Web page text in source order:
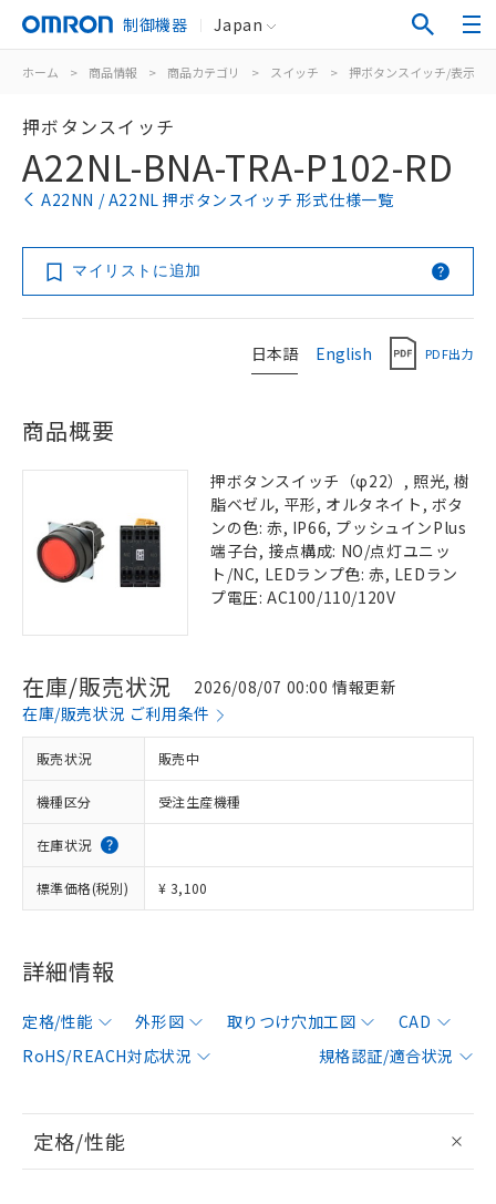
制御機器 Japan
ホーム > 商品情報 > 商品カテゴリ > スイッチ > 押ボタンスイッチ/表示灯
押ボタンスイッチ
A22NL-BNA-TRA-P102-RD
A22NN / A22NL 押ボタンスイッチ 形式仕様一覧
マイリストに追加
日本語 English PDF出力
商品概要
押ボタンスイッチ（φ22）, 照光, 樹
脂ベゼル, 平形, オルタネイト, ボタ
ンの色: 赤, IP66, プッシュインPlus
端子台, 接点構成: NO/点灯ユニッ
ト/NC, LEDランプ色: 赤, LEDラン
プ電圧: AC100/110/120V
在庫/販売状況
2026/08/07 00:00 情報更新
在庫/販売状況 ご利用条件
販売状況 販売中
機種区分 受注生産機種
在庫状況
標準価格(税別) ¥ 3,100
詳細情報
定格/性能 外形図 取りつけ穴加工図
CAD
RoHS/REACH対応状況
規格認証/適合状況
定格/性能